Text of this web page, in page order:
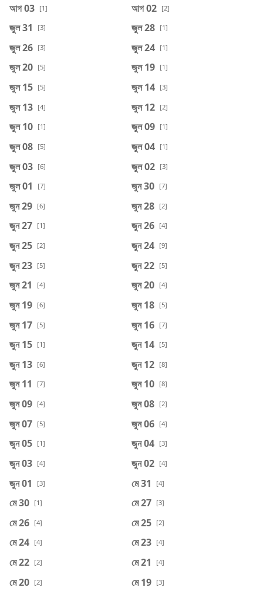
আগ 03 [1] আগ 02 [2]
জুল 31 [3] জুল 28 [1]
জুল 26 [3] জুল 24 [1]
জুল 20 [5] জুল 19 [1]
জুল 15 [5] জুল 14 [3]
জুল 13 [4] জুল 12 [2]
জুল 10 [1] জুল 09 [1]
জুল 08 [5] জুল 04 [1]
জুল 03 [6] জুল 02 [3]
জুল 01 [7] জুন 30 [7]
জুন 29 [6] জুন 28 [2]
জুন 27 [1] জুন 26 [4]
জুন 25 [2] জুন 24 [9]
জুন 23 [5] জুন 22 [5]
জুন 21 [4] জুন 20 [4]
জুন 19 [6] জুন 18 [5]
জুন 17 [5] জুন 16 [7]
জুন 15 [1] জুন 14 [5]
জুন 13 [6] জুন 12 [8]
জুন 11 [7] জুন 10 [8]
জুন 09 [4] জুন 08 [2]
জুন 07 [5] জুন 06 [4]
জুন 05 [1] জুন 04 [3]
জুন 03 [4] জুন 02 [4]
জুন 01 [3] মে 31 [4]
মে 30 [1] মে 27 [3]
মে 26 [4] মে 25 [2]
মে 24 [4] মে 23 [4]
মে 22 [2] মে 21 [4]
মে 20 [2] মে 19 [3]